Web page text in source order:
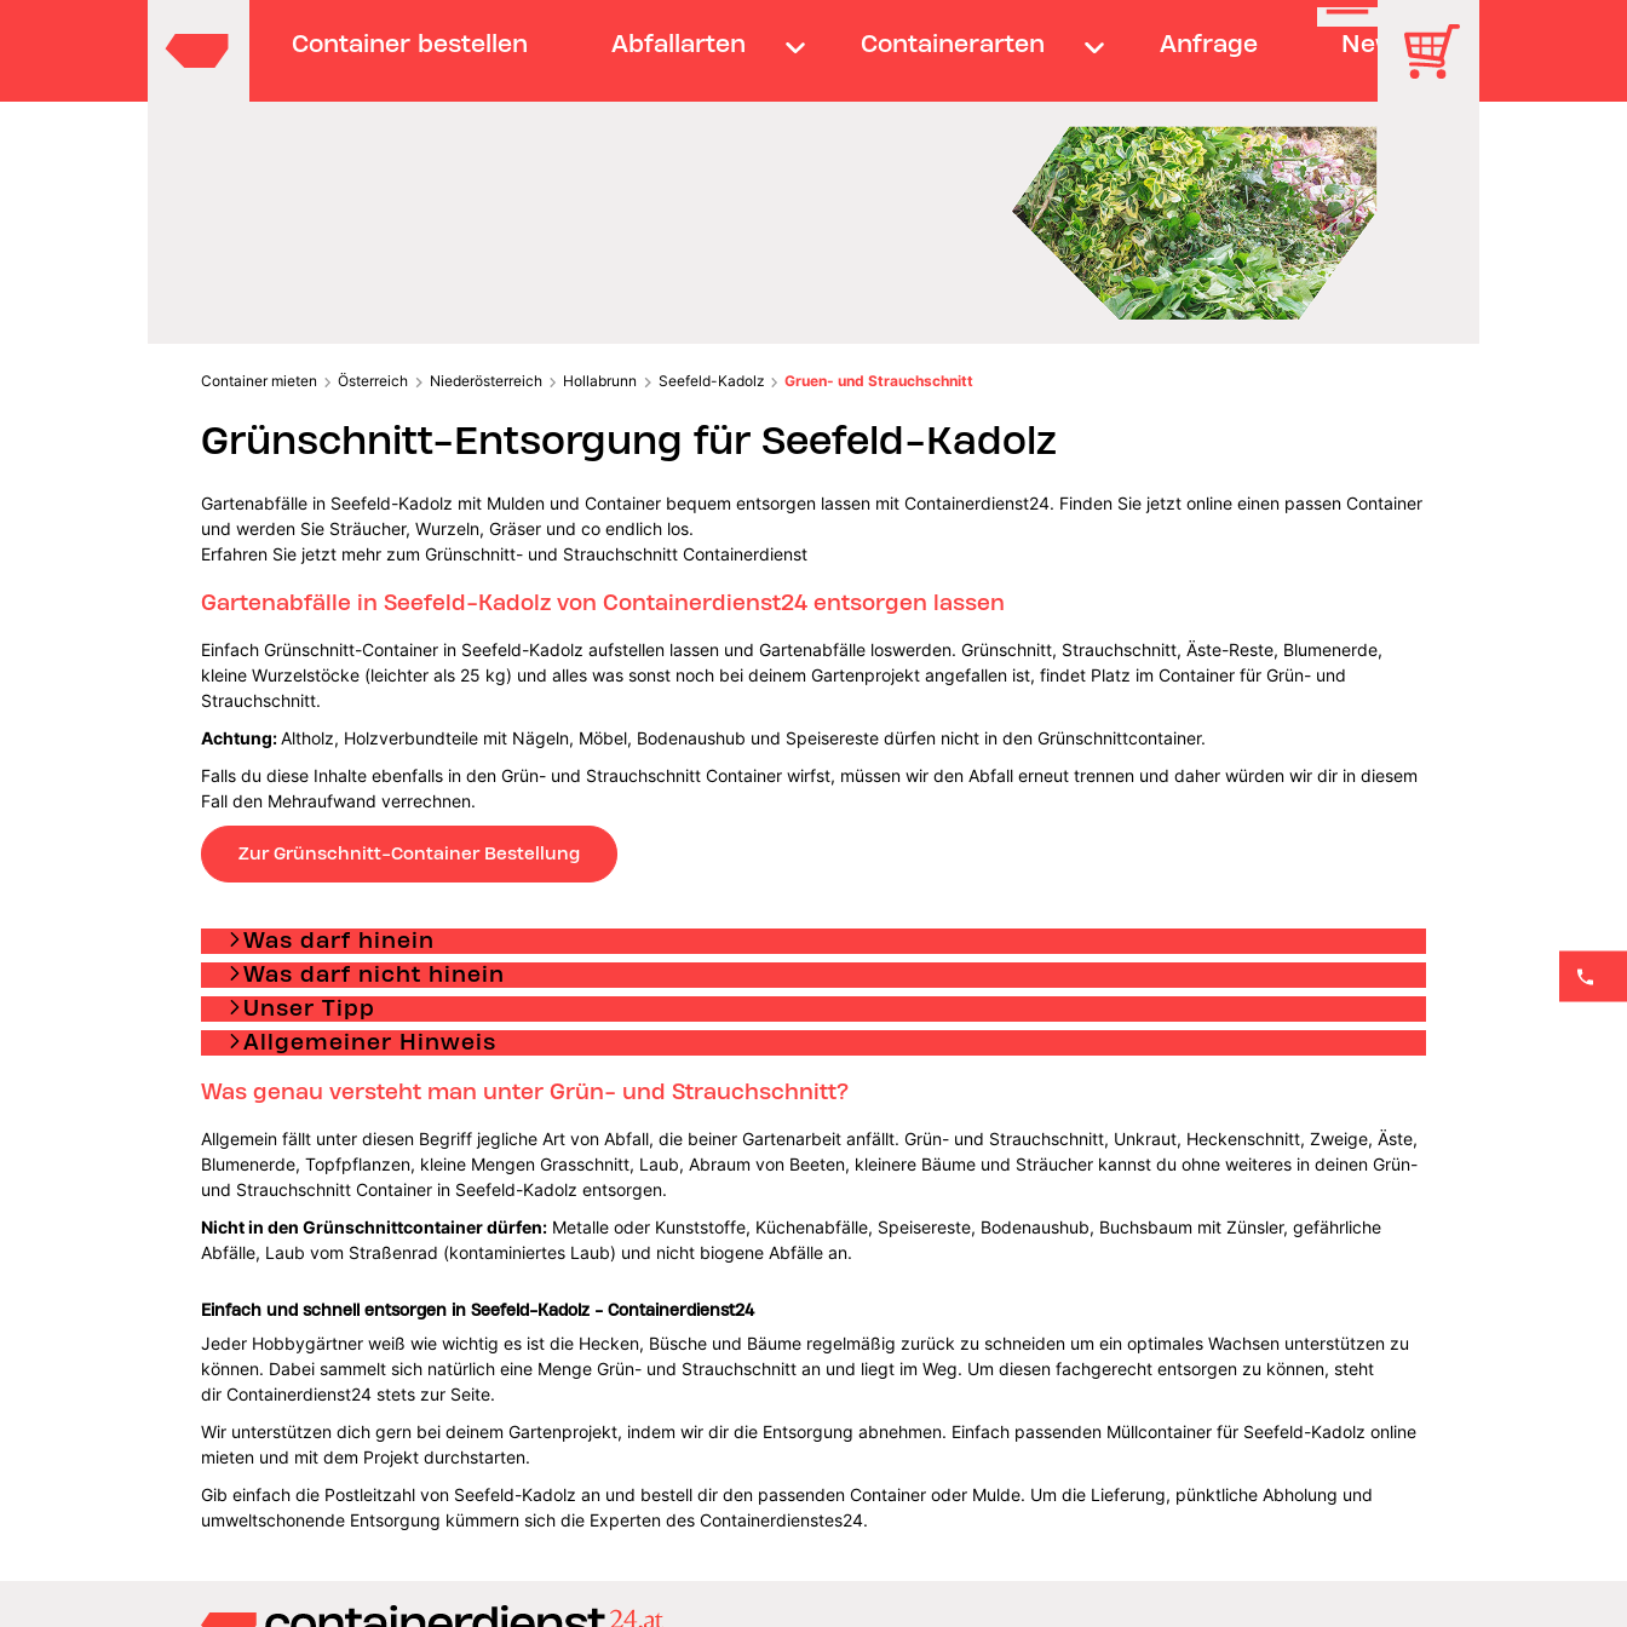
Container bestellen Abfallarten Containerarten Anfrage News
Container mieten Österreich Niederösterreich Hollabrunn Seefeld-Kadolz Gruen- und Strauchschnitt
Grünschnitt-Entsorgung für Seefeld-Kadolz
Gartenabfälle in Seefeld-Kadolz mit Mulden und Container bequem entsorgen lassen mit Containerdienst24. Finden Sie jetzt online einen passen Container
und werden Sie Sträucher, Wurzeln, Gräser und co endlich los.
Erfahren Sie jetzt mehr zum Grünschnitt- und Strauchschnitt Containerdienst
Gartenabfälle in Seefeld-Kadolz von Containerdienst24 entsorgen lassen
Einfach Grünschnitt-Container in Seefeld-Kadolz aufstellen lassen und Gartenabfälle loswerden. Grünschnitt, Strauchschnitt, Äste-Reste, Blumenerde,
kleine Wurzelstöcke (leichter als 25 kg) und alles was sonst noch bei deinem Gartenprojekt angefallen ist, findet Platz im Container für Grün- und
Strauchschnitt.
Achtung:Altholz, Holzverbundteile mit Nägeln, Möbel, Bodenaushub und Speisereste dürfen nicht in den Grünschnittcontainer.
Falls du diese Inhalte ebenfalls in den Grün- und Strauchschnitt Container wirfst, müssen wir den Abfall erneut trennen und daher würden wir dir in diesem
Fall den Mehraufwand verrechnen.
Zur Grünschnitt-Container Bestellung
Was darf hinein
Was darf nicht hinein
Unser Tipp
Allgemeiner Hinweis
Was genau versteht man unter Grün- und Strauchschnitt?
Allgemein fällt unter diesen Begriff jegliche Art von Abfall, die beiner Gartenarbeit anfällt. Grün- und Strauchschnitt, Unkraut, Heckenschnitt, Zweige, Äste,
Blumenerde, Topfpflanzen, kleine Mengen Grasschnitt, Laub, Abraum von Beeten, kleinere Bäume und Sträucher kannst du ohne weiteres in deinen Grün-
und Strauchschnitt Container in Seefeld-Kadolz entsorgen.
Nicht in den Grünschnittcontainer dürfen:Metalle oder Kunststoffe, Küchenabfälle, Speisereste, Bodenaushub, Buchsbaum mit Zünsler, gefährliche
Abfälle, Laub vom Straßenrad (kontaminiertes Laub) und nicht biogene Abfälle an.
Einfach und schnell entsorgen in Seefeld-Kadolz - Containerdienst24
Jeder Hobbygärtner weiß wie wichtig es ist die Hecken, Büsche und Bäume regelmäßig zurück zu schneiden um ein optimales Wachsen unterstützen zu
können. Dabei sammelt sich natürlich eine Menge Grün- und Strauchschnitt an und liegt im Weg. Um diesen fachgerecht entsorgen zu können, steht
dir Containerdienst24 stets zur Seite.
Wir unterstützen dich gern bei deinem Gartenprojekt, indem wir dir die Entsorgung abnehmen. Einfach passenden Müllcontainer für Seefeld-Kadolz online
mieten und mit dem Projekt durchstarten.
Gib einfach die Postleitzahl von Seefeld-Kadolz an und bestell dir den passenden Container oder Mulde. Um die Lieferung, pünktliche Abholung und
umweltschonende Entsorgung kümmern sich die Experten des Containerdienstes24.